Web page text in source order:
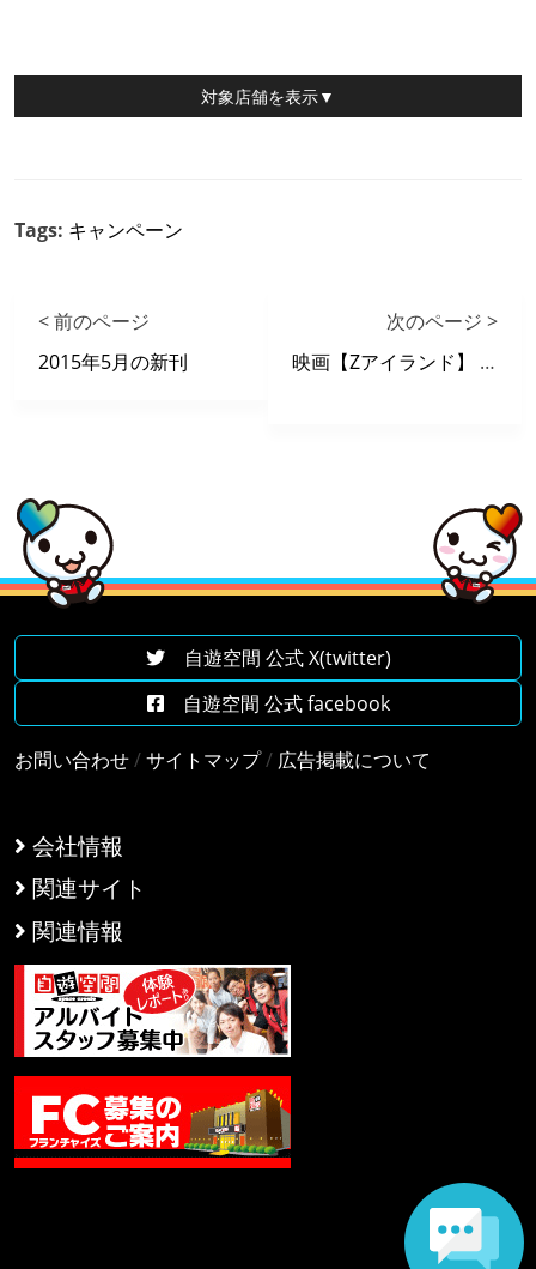
対象店舗を表示▼
Tags: キャンペーン
< 前のページ
2015年5月の新刊
次のページ >
映画【Zアイランド】 X 自遊空間 タイアップキャンペーン
会社情報
関連サイト
関連情報
自遊空間 公式 X(twitter)
自遊空間 公式 facebook
お問い合わせ/サイトマップ/ 広告掲載について